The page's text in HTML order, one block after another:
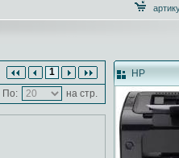
1
По: на стр.
HP